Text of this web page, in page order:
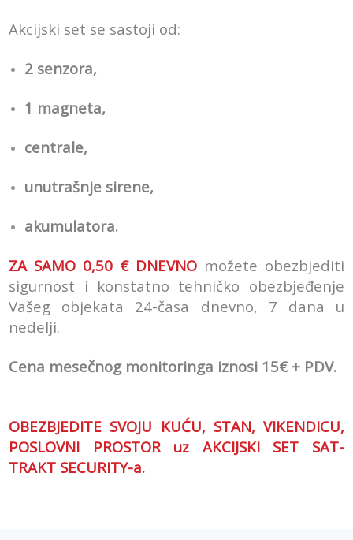
Akcijski set se sastoji od:
2 senzora,
1 magneta,
centrale,
unutrašnje sirene,
akumulatora.
ZA SAMO 0,50 € DNEVNOmožete obezbjediti
sigurnost i konstatno tehničko obezbjeđenje
Vašeg objekata 24-časa dnevno, 7 dana u
nedelji.
Cena mesečnog monitoringa iznosi 15€ + PDV.
OBEZBJEDITE SVOJU KUĆU, STAN, VIKENDICU,
POSLOVNI PROSTOR uz AKCIJSKI SET SAT-
TRAKT SECURITY-a.